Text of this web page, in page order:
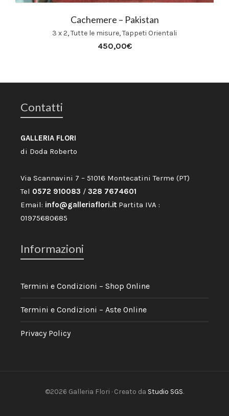
Cachemere – Pakistan
3 x 2,Tutte le misure,Tappeti Orientali
450,00€
Contatti
GALLERIA FLORI
di Doda Roberto
Via Scannavini 7 – 51016 Montecatini Terme (PT)
Tel 0572 910083 / 328 7674601
Email: info@galleriaflori.it Partita IVA :
01975680685
Informazioni
Termini e Condizioni – Shop Online
Termini e Condizioni – Aste Online
Privacy Policy
©2026 Galleria Flori · Creato da Studio SGS.